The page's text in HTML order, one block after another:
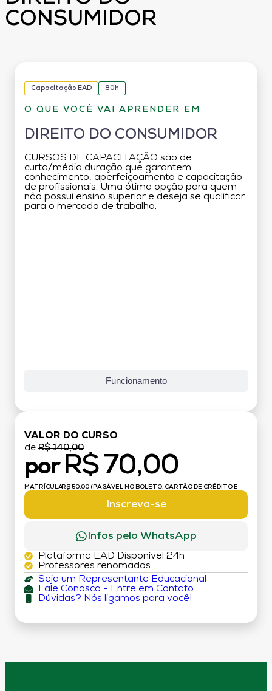
CONSUMIDOR
Capacitação EAD 80h
O QUE VOCÊ VAI APRENDER EM
DIREITO DO CONSUMIDOR
CURSOS DE CAPACITAÇÃO são de
curta/média duração que garantem
conhecimento, aperfeiçoamento e capacitação
de profissionais. Uma ótima opção para quem
não possui ensino superior e deseja se qualificar
para o mercado de trabalho.
Funcionamento
VALOR DO CURSO
de R$ 140,00
por R$ 70,00
MATRÍCULA:R$ 50,00 (PAGÁVEL NO BOLETO, CARTÃO DE CRÉDITO E
Inscreva-se
Infos pelo WhatsApp
Plataforma EAD Disponível 24h
Professores renomados
Seja um Representante Educacional
Fale Conosco - Entre em Contato
Dúvidas? Nós ligamos para você!